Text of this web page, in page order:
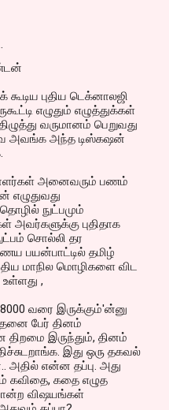
புதிய டெக்னாலஜி
எழுதும் எழுத்துக்கள்
வருமானம் பெறுவது
அவங்க அந்த டிஸ்கஷன்
அனைவரும் பணம்
நுட்பமும்
அவர்களுக்கு புதிதாக
சொல்லி தர
பயன்பாட்டில் தமிழ்
மாநில மொழிகளை விட
,
வரை இருக்கும்'ன்னு
பேர் தினம்
இருந்தும், தினம்
இது ஒரு தகவல்
அதில் என்ன தப்பு. அது
கவிதை, கதை எழுத
விஷயங்கள்